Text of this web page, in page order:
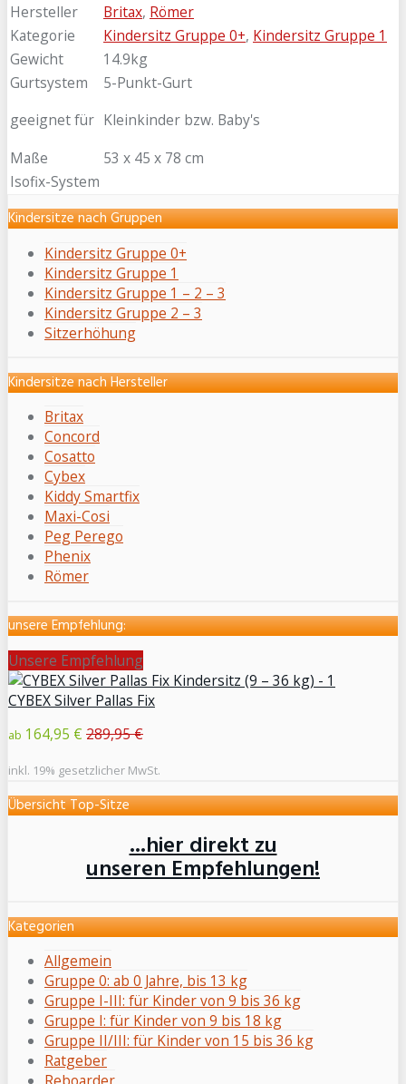
Hersteller
Britax, Römer
Kategorie
Kindersitz Gruppe 0+, Kindersitz Gruppe 1
Gewicht
14.9kg
Gurtsystem
5-Punkt-Gurt
geeignet für Kleinkinder bzw. Baby's
Maße
53 x 45 x 78 cm
Isofix-System
Kindersitze nach Gruppen
Kindersitz Gruppe 0+
Kindersitz Gruppe 1
Kindersitz Gruppe 1 – 2 – 3
Kindersitz Gruppe 2 – 3
Sitzerhöhung
Kindersitze nach Hersteller
Britax
Concord
Cosatto
Cybex
Kiddy Smartfix
Maxi-Cosi
Peg Perego
Phenix
Römer
unsere Empfehlung:
Unsere Empfehlung
CYBEX Silver Pallas Fix
ab 164,95 € 289,95 €
inkl. 19% gesetzlicher MwSt.
Übersicht Top-Sitze
...hier direkt zu
unseren Empfehlungen!
Kategorien
Allgemein
Gruppe 0: ab 0 Jahre, bis 13 kg
Gruppe I-III: für Kinder von 9 bis 36 kg
Gruppe I: für Kinder von 9 bis 18 kg
Gruppe II/III: für Kinder von 15 bis 36 kg
Ratgeber